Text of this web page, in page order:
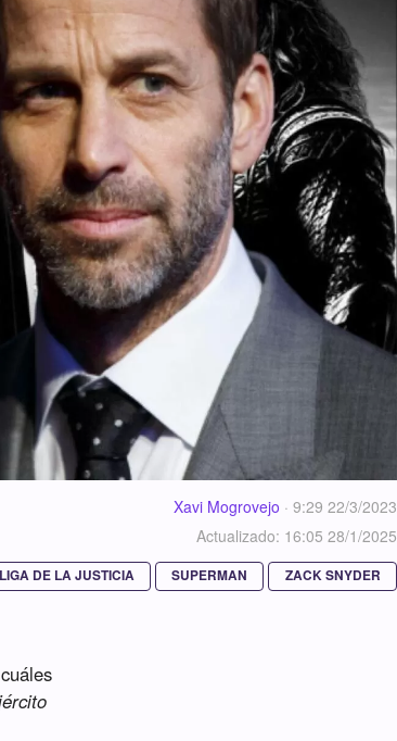
Xavi Mogrovejo · 9:29 22/3/2023
Actualizado: 16:05 28/1/2025
LIGA DE LA JUSTICIA SUPERMAN ZACK SNYDER